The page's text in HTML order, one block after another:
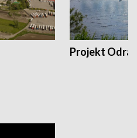
Projekt Odra